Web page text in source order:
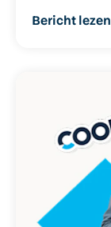
met ons hebt.
Bericht lezen